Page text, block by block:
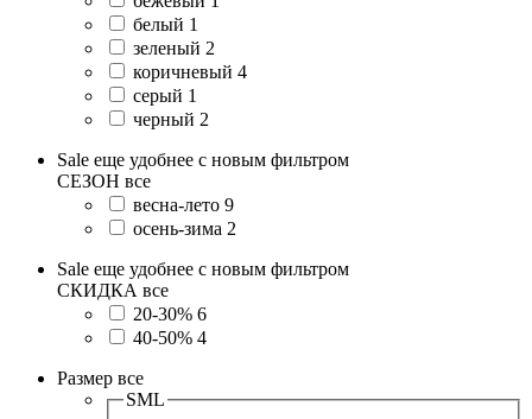
белый 1
зеленый 2
коричневый 4
серый 1
черный 2
Sale еще удобнее с новым фильтром
СЕЗОН все
весна-лето 9
осень-зима 2
Sale еще удобнее с новым фильтром
СКИДКА все
20-30% 6
40-50% 4
Размер все
SML